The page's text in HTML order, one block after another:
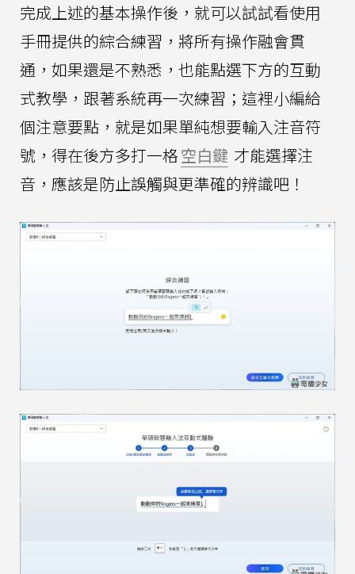
完成上述的基本操作後，就可以試試看使用
手冊提供的綜合練習，將所有操作融會貫
通，如果還是不熟悉，也能點選下方的互動
式教學，跟著系統再一次練習；這裡小編給
個注意要點，就是如果單純想要輸入注音符
號，得在後方多打一格空白鍵 才能選擇注
音，應該是防止誤觸與更準確的辨識吧！